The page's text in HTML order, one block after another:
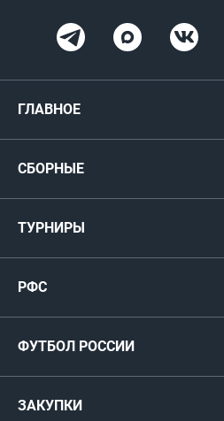
ГЛАВНОЕ
Карта болельщика
СБОРНЫЕ
Футзал
Титулы и трофеи
ТУРНИРЫ
Международные
РФС
Регионы
ФУТБОЛ РОССИИ
ЗАКУПКИ